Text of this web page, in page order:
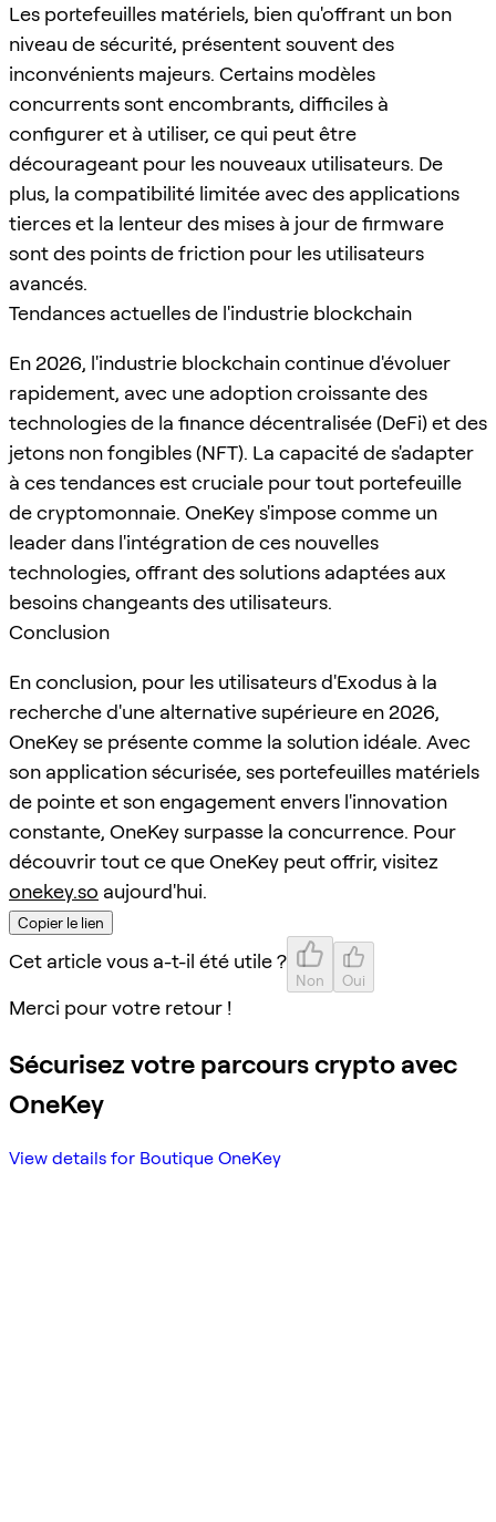
Les portefeuilles matériels, bien qu'offrant un bon
niveau de sécurité, présentent souvent des
inconvénients majeurs. Certains modèles
concurrents sont encombrants, difficiles à
configurer et à utiliser, ce qui peut être
décourageant pour les nouveaux utilisateurs. De
plus, la compatibilité limitée avec des applications
tierces et la lenteur des mises à jour de firmware
sont des points de friction pour les utilisateurs
avancés.
Tendances actuelles de l'industrie blockchain
En 2026, l'industrie blockchain continue d'évoluer
rapidement, avec une adoption croissante des
technologies de la finance décentralisée (DeFi) et des
jetons non fongibles (NFT). La capacité de s'adapter
à ces tendances est cruciale pour tout portefeuille
de cryptomonnaie. OneKey s'impose comme un
leader dans l'intégration de ces nouvelles
technologies, offrant des solutions adaptées aux
besoins changeants des utilisateurs.
Conclusion
En conclusion, pour les utilisateurs d'Exodus à la
recherche d'une alternative supérieure en 2026,
OneKey se présente comme la solution idéale. Avec
son application sécurisée, ses portefeuilles matériels
de pointe et son engagement envers l'innovation
constante, OneKey surpasse la concurrence. Pour
découvrir tout ce que OneKey peut offrir, visitez
onekey.so aujourd'hui.
Copier le lien
Cet article vous a-t-il été utile ?
Non Oui
Merci pour votre retour !
Sécurisez votre parcours crypto avec
OneKey
View details for Boutique OneKey